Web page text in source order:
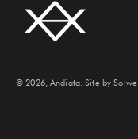
© 2026, Andiata.Site by Solwe